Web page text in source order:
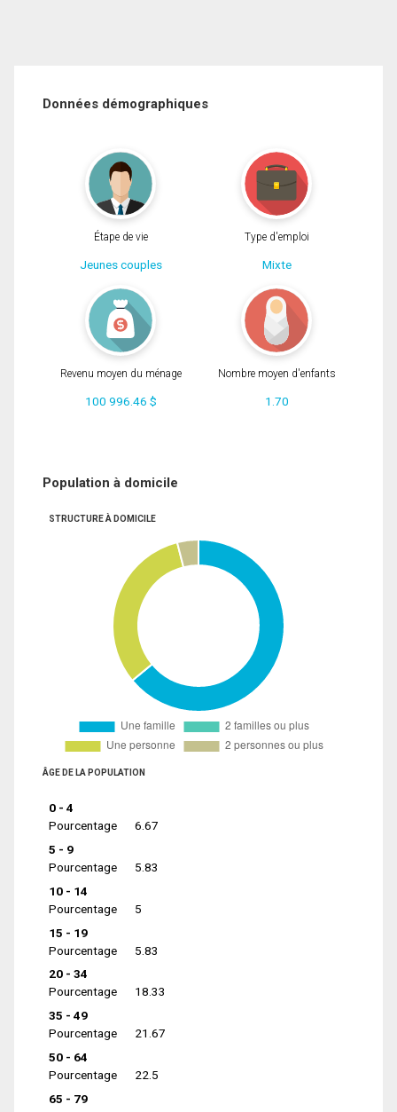
Données démographiques
Étape de vie
Jeunes couples
Type d'emploi
Mixte
Revenu moyen du ménage
100 996.46 $
Nombre moyen d'enfants
1.70
Population à domicile
STRUCTURE À DOMICILE
ÂGE DE LA POPULATION
0 - 4
Pourcentage
6.67
5 - 9
Pourcentage
5.83
10 - 14
Pourcentage
5
15 - 19
Pourcentage
5.83
20 - 34
Pourcentage
18.33
35 - 49
Pourcentage
21.67
50 - 64
Pourcentage
22.5
65 - 79